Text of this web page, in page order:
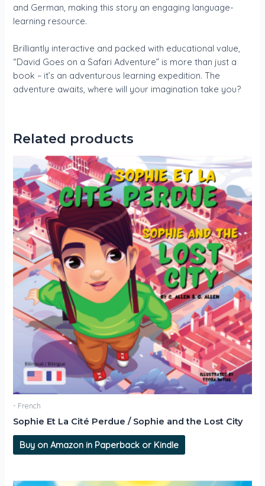
and German, making this story an engaging language-
learning resource.
Brilliantly interactive and packed with educational value,
“David Goes on a Safari Adventure” is more than just a
book – it’s an adventurous learning expedition. The
adventure awaits, where will your imagination take you?
Related products
- French
Sophie Et La Cité Perdue / Sophie and the Lost City
Buy on Amazon in Paperback or Kindle